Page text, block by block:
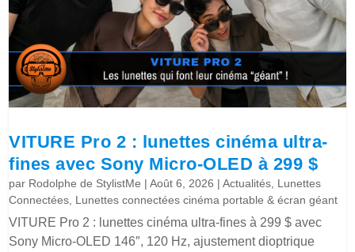
VITURE Pro 2 : lunettes cinéma ultra-
fines avec Sony Micro-OLED à 299 $
par Rodolphe de StylistMe |Août 6, 2026 |Actualités Lunettes
Connectées Lunettes connectées cinéma portable & écran géant
VITURE Pro 2 : lunettes cinéma ultra-fines à 299 $ avec
Sony Micro-OLED 146″, 120 Hz, ajustement dioptrique